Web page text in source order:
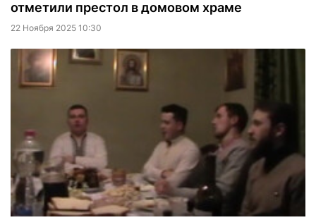
отметили престол в домовом храме
22 Ноября 2025 10:30